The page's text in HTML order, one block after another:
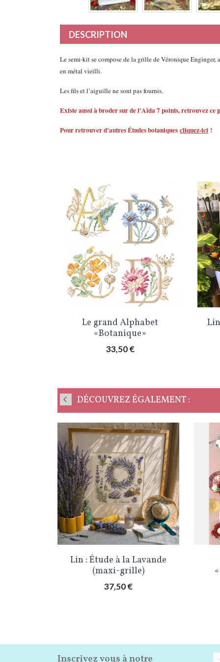
DESCRIPTION
Le semi-kit se compose de la grille de Véronique
en métal vieilli.
Les fils et l’aiguille ne sont pas fournis.
Existe aussi à broder sur de l'Aïda 7 points, retrouvez ce
Pour retrouver d'autres Études botaniques cliquez-ici !
Aperçu rapide
Le grand Alphabet
«Botanique»
Prix
33,50 €
DÉCOUVREZ ÉGALEMENT :
 Aperçu rapide
Lin : Étude à la Lavande
(maxi-grille)
Prix
37,50 €
Inscrivez vous à notre